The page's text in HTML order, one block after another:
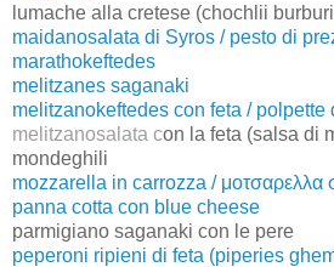
lumache alla cretese (chochlii
maidanosalata di Syros / pesto di
marathokeftedes
melitzanes saganaki
melitzanokeftedes con feta / polpette
melitzanosalata con la feta (salsa di
mondeghili
mozzarella in carrozza / μοτσαρελλα
panna cotta con blue cheese
parmigiano saganaki con le pere
peperoni ripieni di feta (piperies